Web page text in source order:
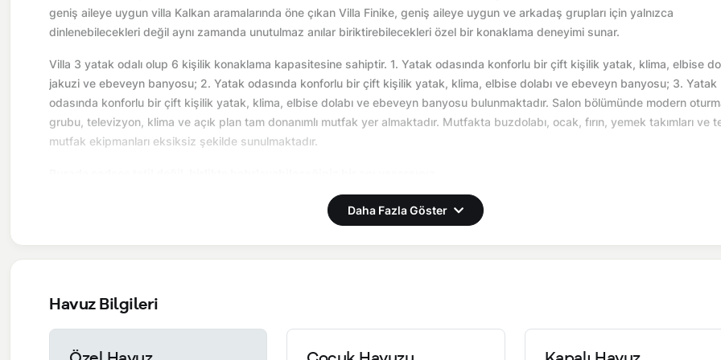
geniş aileye uygun villa Kalkan aramalarında öne çıkan Villa Finike, geniş aileye uygun ve arkadaş grupları için yalnızca
dinlenebilecekleri değil aynı zamanda unutulmaz anılar biriktirebilecekleri özel bir konaklama deneyimi sunar.
Villa 3 yatak odalı olup 6 kişilik konaklama kapasitesine sahiptir. 1. Yatak odasında konforlu bir çift kişilik yatak, klima, elbise
jakuzi ve ebeveyn banyosu; 2. Yatak odasında konforlu bir çift kişilik yatak, klima, elbise dolabı ve ebeveyn banyosu; 3. Yatak
odasında konforlu bir çift kişilik yatak, klima, elbise dolabı ve ebeveyn banyosu bulunmaktadır. Salon bölümünde modern
grubu, televizyon, klima ve açık plan tam donanımlı mutfak yer almaktadır. Mutfakta buzdolabı, ocak, fırın, yemek takımları ve
mutfak ekipmanları eksiksiz şekilde sunulmaktadır.
Villalarımızın bulunmuş olduğu bölgelerde dönemsel olarak altyapı çalışmaları yapılabilmektedir. Bu çalışma
yol çalışması, elektrik ve su kesintileri yaşanabilmektedir.
Daha Fazla Göster
Havuz Bilgileri